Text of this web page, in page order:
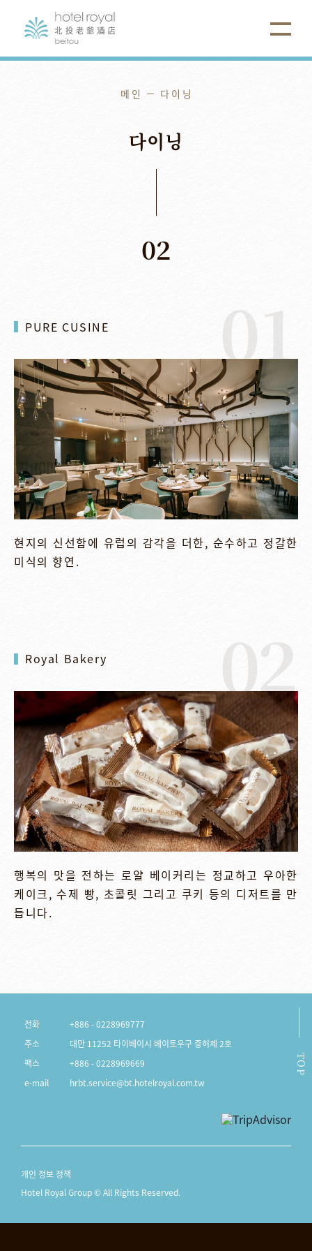
메인 다이닝
다이닝
02
PURE CUSINE 01
현지의 신선함에 유럽의 감각을 더한, 순수하고 정갈한
미식의 향연.
Royal Bakery 02
행복의 맛을 전하는 로얄 베이커리는 정교하고 우아한
케이크, 수제 빵, 초콜릿 그리고 쿠키 등의 디저트를 만
듭니다.
TOP
전화
+886 - 0228969777
주소
대만 11252 타이베이시 베이토우구 중허제 2호
팩스
+886 - 0228969669
e-mail
hrbt.service@bt.hotelroyal.com.tw
개인 정보 정책
Hotel Royal Group © All Rights Reserved.